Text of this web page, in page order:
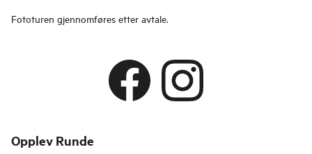
Fototuren gjennomføres etter avtale.
Opplev Runde